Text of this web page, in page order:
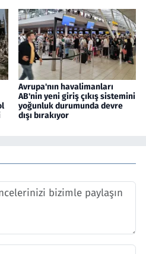
Avrupa'nın havalimanları
AB'nin yeni giriş çıkış sistemini
yoğunluk durumunda devre
dışı bırakıyor